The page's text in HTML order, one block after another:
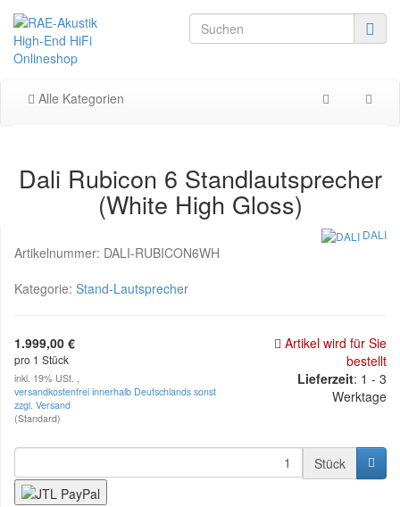
Alle Kategorien
Dali Rubicon 6 Standlautsprecher
(White High Gloss)
DALI
Artikelnummer: DALI-RUBICON6WH
Kategorie: Stand-Lautsprecher
1.999,00 €
pro 1 Stück
inkl. 19% USt. ,
versandkostenfrei innerhalb Deutschlands sonst
zzgl. Versand
(Standard)
Artikel wird für Sie
bestellt
Lieferzeit: 1 - 3
Werktage
Stück